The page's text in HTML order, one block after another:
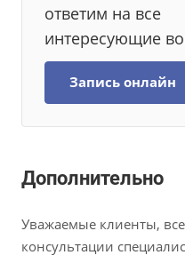
ответим на все
интересующие
Запись онлайн
Дополнительно
Уважаемые клиенты,
консультации